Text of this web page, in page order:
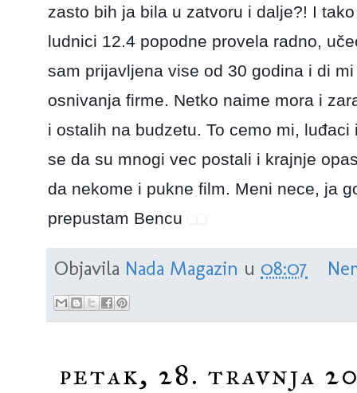
zasto bih ja bila u zatvoru i dalje?! I
ludnici 12.4 popodne provela radno,
sam prijavljena vise od 30 godina i di
osnivanja firme. Netko naime mora i
i ostalih na budzetu. To cemo mi,
se da su mnogi vec postali i krajnje
da nekome i pukne film. Meni nece, ja
prepustam Bencu
Objavila Nada Magazin u 08:07
petak, 28. travnja